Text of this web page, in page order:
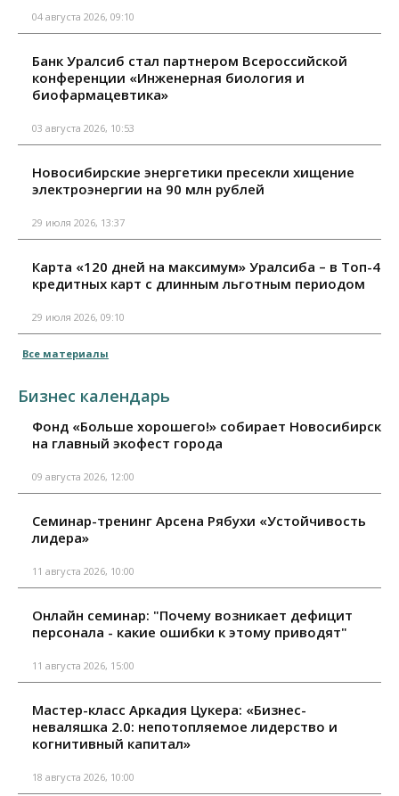
04 августа 2026, 09:10
Банк Уралсиб стал партнером Всероссийской
конференции «Инженерная биология и
биофармацевтика»
03 августа 2026, 10:53
Новосибирские энергетики пресекли хищение
электроэнергии на 90 млн рублей
29 июля 2026, 13:37
Карта «120 дней на максимум» Уралсиба – в Топ-4
кредитных карт с длинным льготным периодом
29 июля 2026, 09:10
Все материалы
Бизнес календарь
Фонд «Больше хорошего!» собирает Новосибирск
на главный экофест города
09 августа 2026, 12:00
Семинар-тренинг Арсена Рябухи «Устойчивость
лидера»
11 августа 2026, 10:00
Онлайн семинар: "Почему возникает дефицит
персонала - какие ошибки к этому приводят"
11 августа 2026, 15:00
Мастер-класс Аркадия Цукера: «Бизнес-
неваляшка 2.0: непотопляемое лидерство и
когнитивный капитал»
18 августа 2026, 10:00